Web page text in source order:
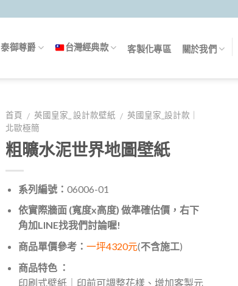
泰御尊爵 台灣經典款 客製化專區 關於我們
首頁 / 英國皇家_ 設計款壁紙 / 英國皇家_設計款｜
北歐極簡
粗曠水泥世界地圖壁紙
系列編號： 06006-01
依實際牆面 (寬度x高度) 做準確估價，右下
角加LINE找我們討論喔!
商品單價參考： 一坪4320元(不含施工)
商品特色 ：
印刷式壁紙｜印前可調整花樣、增加客製元